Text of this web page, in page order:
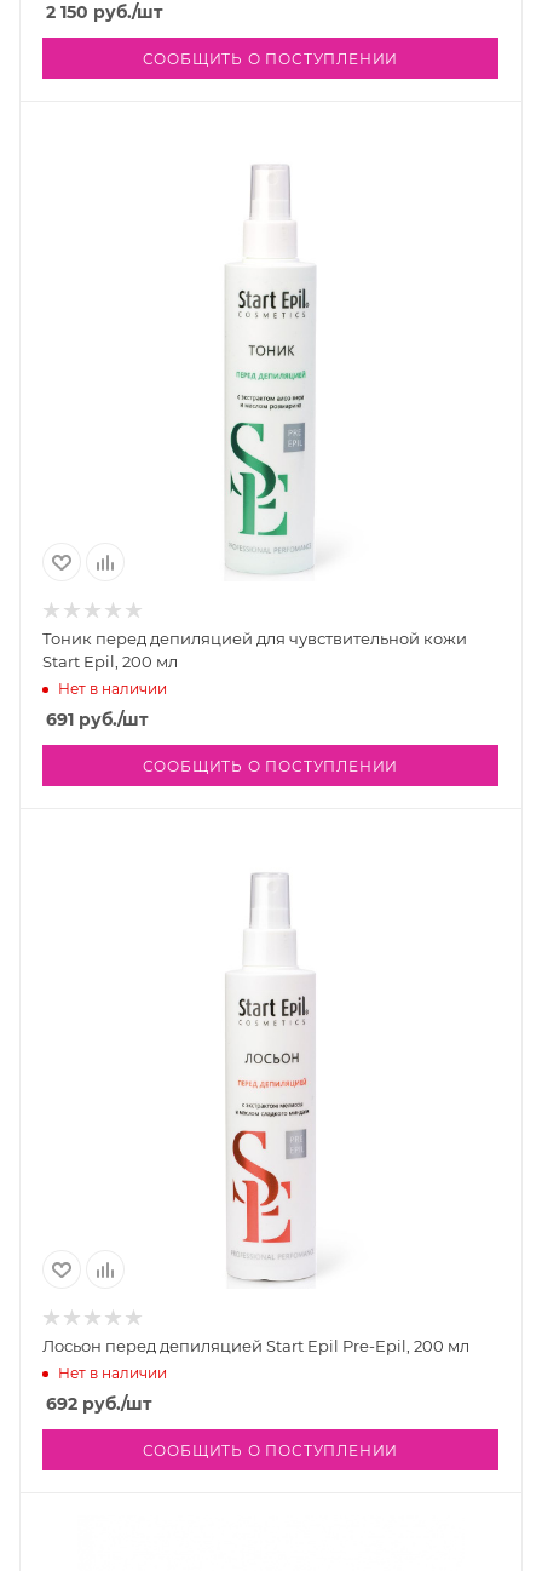
2 150 руб./шт
СООБЩИТЬ О ПОСТУПЛЕНИИ
Тоник перед депиляцией для чувствительной кожи
Start Epil, 200 мл
Нет в наличии
691 руб./шт
СООБЩИТЬ О ПОСТУПЛЕНИИ
Лосьон перед депиляцией Start Epil Pre-Epil, 200 мл
Нет в наличии
692 руб./шт
СООБЩИТЬ О ПОСТУПЛЕНИИ